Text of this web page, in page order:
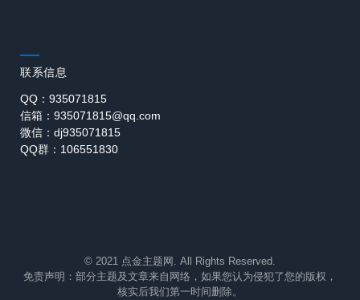
联系信息
QQ：935071815
信箱：935071815@qq.com
微信：dj935071815
QQ群：106551830
© 2021 点金主题网. All Rights Reserved.
免责声明：部分主题及文章来自网络，如果您认为侵犯了您的版权，
核实后我们第一时间删除。